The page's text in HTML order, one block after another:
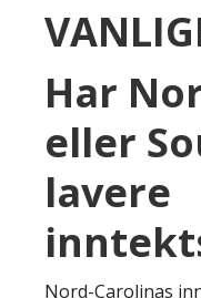
Har
eller
lavere
Nord-Carolinas